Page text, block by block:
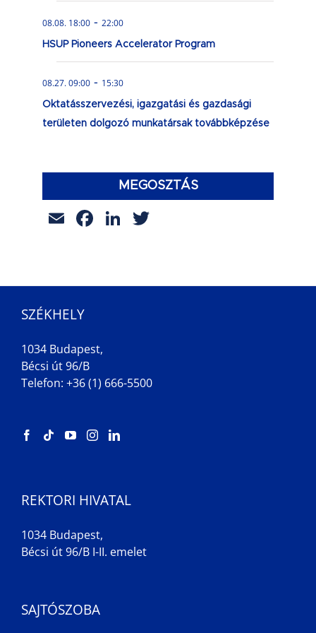
08.08. 18:00 - 22:00
HSUP Pioneers Accelerator Program
08.27. 09:00 - 15:30
Oktatásszervezési, igazgatási és gazdasági
területen dolgozó munkatársak továbbképzése
MEGOSZTÁS
EmailFacebook
LinkedIn
SZÉKHELY
1034 Budapest,
Bécsi út 96/B
Telefon: +36 (1) 666-5500
REKTORI HIVATAL
1034 Budapest,
Bécsi út 96/B I-II. emelet
SAJTÓSZOBA